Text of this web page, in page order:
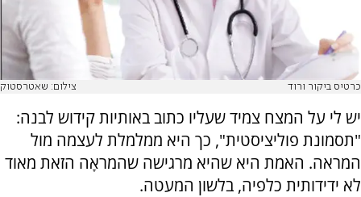
כרטיס ביקור ורוד צילום: שאטרסטוק
יש לי על המצח צמיד שעליו כתוב באותיות קידוש לבנה:
"תסמונת פוליציסטית", כך היא ממלמלת לעצמה מול
המראה. האמת היא שהיא מרגישה שהמראָה הזאת מאוד
לא ידידותית כלפיה, בלשון המעטה.